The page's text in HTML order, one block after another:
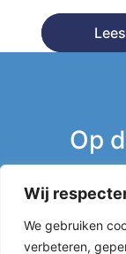
Wij
We gebruiken
verbeteren,
Op